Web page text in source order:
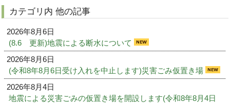
カテゴリ内 他の記事
2026年8月6日
(8.6 更新)地震による断水について
2026年8月6日
(令和8年8月6日受け入れを中止します)災害ごみ仮置き場
2026年8月4日
地震による災害ごみの仮置き場を開設します(令和8年8月4日